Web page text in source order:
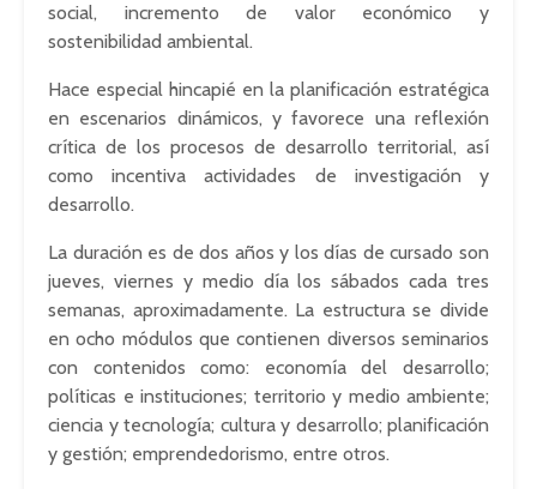
social, incremento de valor económico y
sostenibilidad ambiental.
Hace especial hincapié en la planificación estratégica
en escenarios dinámicos, y favorece una reflexión
crítica de los procesos de desarrollo territorial, así
como incentiva actividades de investigación y
desarrollo.
La duración es de dos años y los días de cursado son
jueves, viernes y medio día los sábados cada tres
semanas, aproximadamente. La estructura se divide
en ocho módulos que contienen diversos seminarios
con contenidos como: economía del desarrollo;
políticas e instituciones; territorio y medio ambiente;
ciencia y tecnología; cultura y desarrollo; planificación
y gestión; emprendedorismo, entre otros.